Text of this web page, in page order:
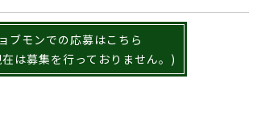
ブモンでの応募はこちら
は募集を行っておりません。)